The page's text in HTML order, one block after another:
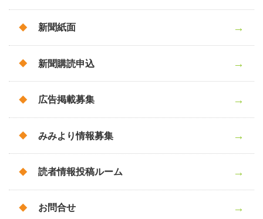
新聞紙面
新聞購読申込
広告掲載募集
みみより情報募集
読者情報投稿ルーム
お問合せ